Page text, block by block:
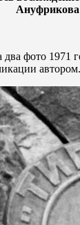
Ануфрикова
фото 1971
автором.